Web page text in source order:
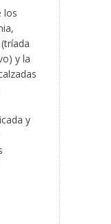
los
y la
y